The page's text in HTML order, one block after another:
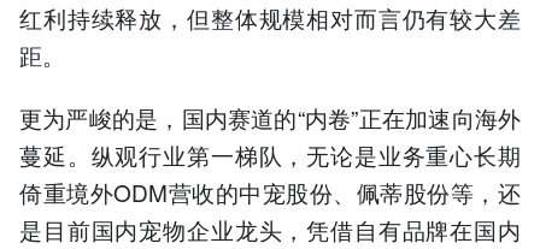
红利持续释放，但整体规模相对而言仍有较大差
距。
更为严峻的是，国内赛道的“内卷”正在加速向海外
蔓延。纵观行业第一梯队，无论是业务重心长期
倚重境外ODM营收的中宠股份、佩蒂股份等，还
是目前国内宠物企业龙头，凭借自有品牌在国内